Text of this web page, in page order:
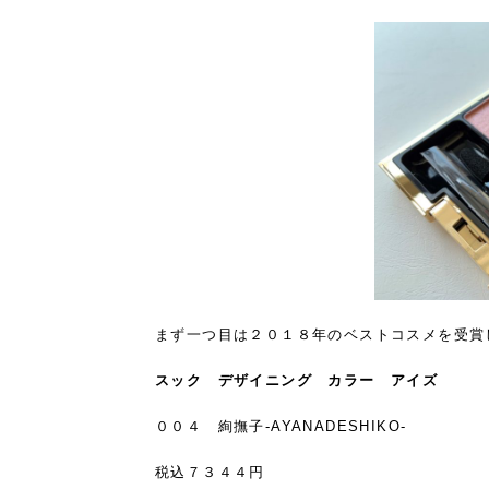
まず一つ目は ２０１８年のベストコスメを受賞
スック デザイニング カラー アイズ
００４ 絢撫子-AYANADESHIKO-
税込７３４４円